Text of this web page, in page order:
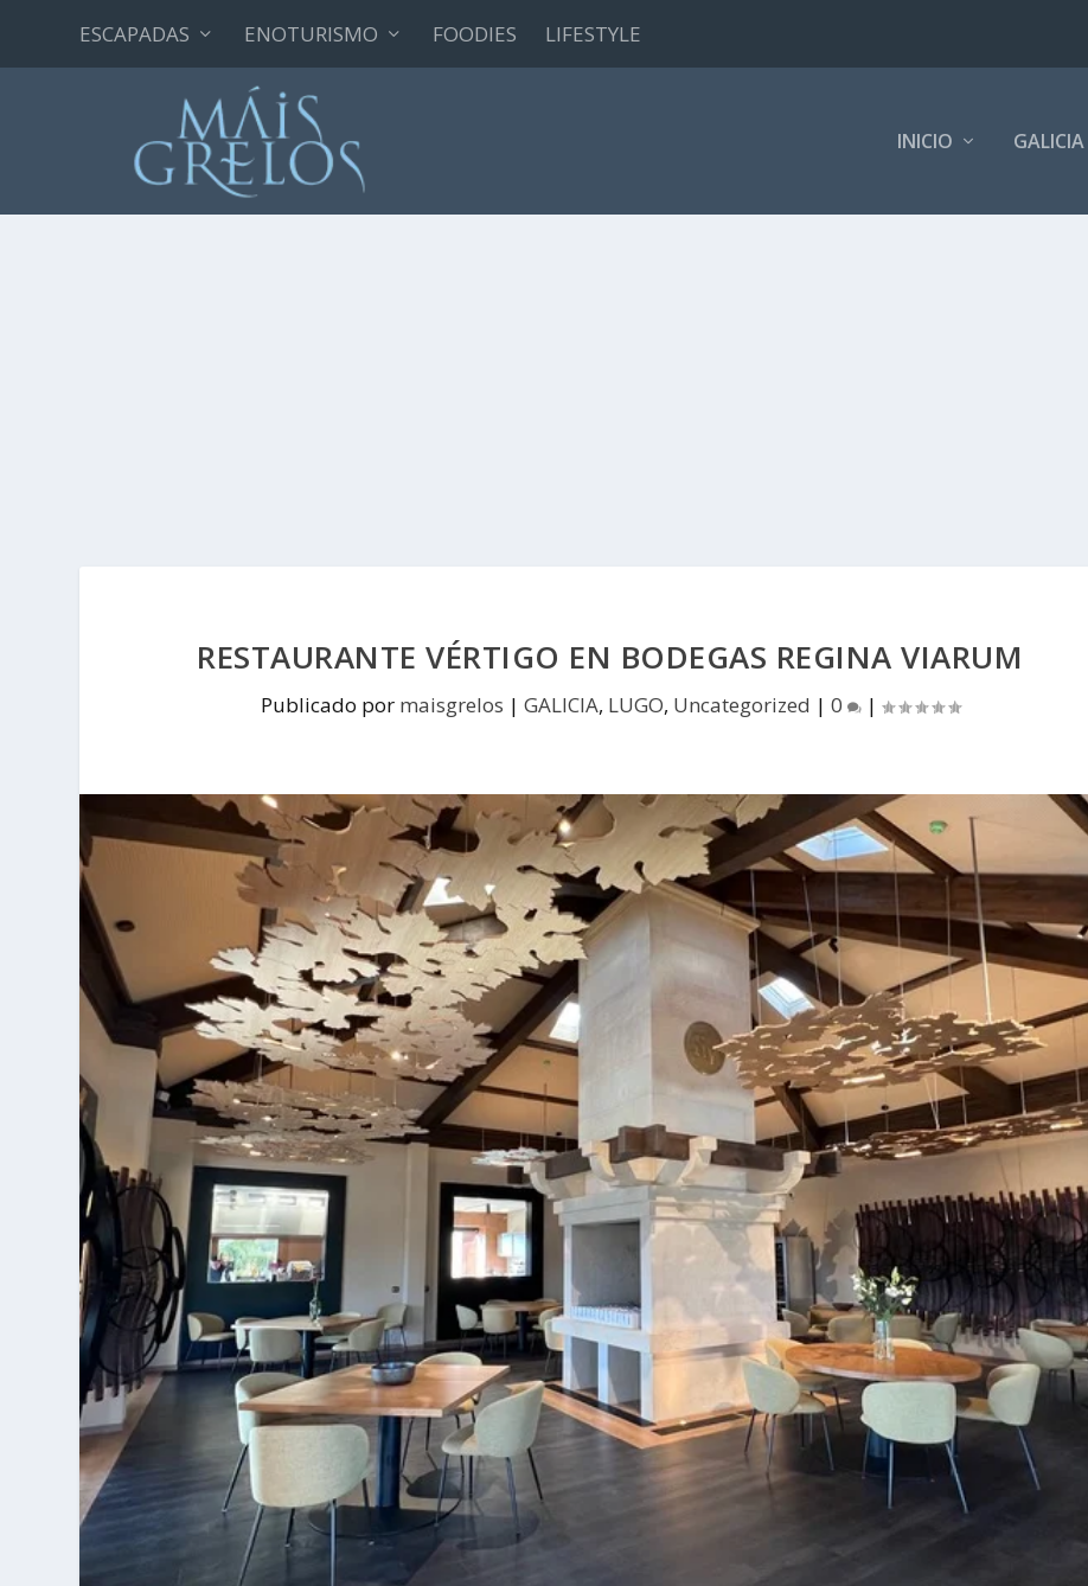
ESCAPADAS ENOTURISMO FOODIES LIFESTYLE
INICIO GALICIA
RESTAURANTE VÉRTIGO EN BODEGAS REGINA VIARUM
Publicado por maisgrelos | GALICIA, LUGO, Uncategorized | 0 |